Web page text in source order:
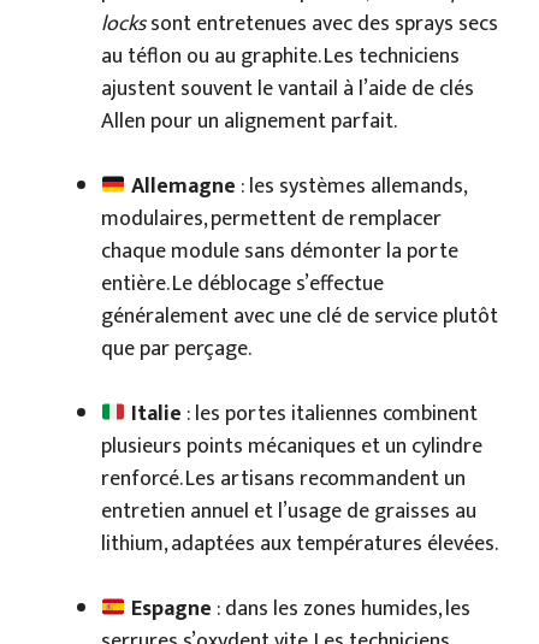
lockssont entretenues avec des sprays secs
au téflon ou au graphite. Les techniciens
ajustent souvent le vantail à l’aide de clés
Allen pour un alignement parfait.
Allemagne : les systèmes allemands,
modulaires, permettent de remplacer
chaque module sans démonter la porte
entière. Le déblocage s’effectue
généralement avec une clé de service plutôt
que par perçage.
Italie : les portes italiennes combinent
plusieurs points mécaniques et un cylindre
renforcé. Les artisans recommandent un
entretien annuel et l’usage de graisses au
lithium, adaptées aux températures élevées.
Espagne : dans les zones humides, les